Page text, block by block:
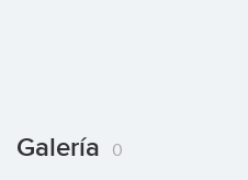
Galería 0